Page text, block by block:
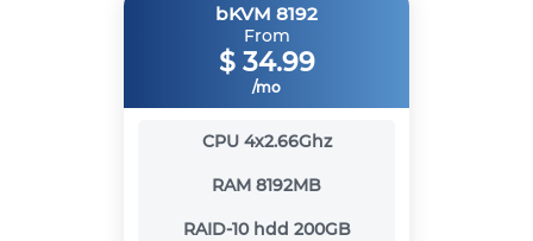
bKVM 8192
From
$ 34.99
/mo
CPU 4x2.66Ghz
RAM 8192MB
RAID-10 hdd 200GB